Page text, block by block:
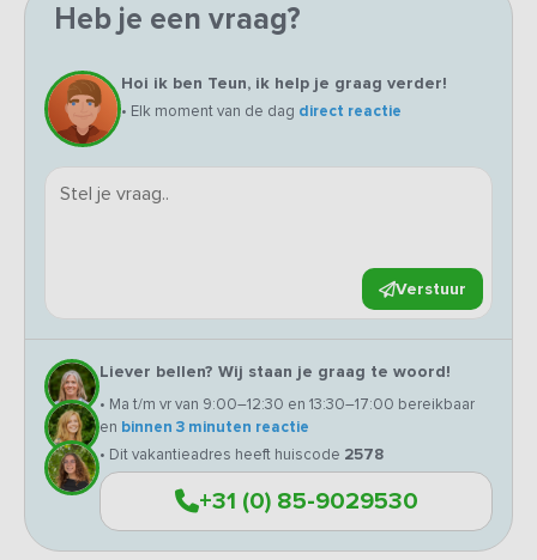
Heb je een vraag?
Hoi ik ben Teun, ik help je graag verder!
• Elk moment van de dag direct reactie
Verstuur
Liever bellen? Wij staan je graag te woord!
• Ma t/m vr van 9:00–12:30 en 13:30–17:00 bereikbaar
en binnen 3 minuten reactie
• Dit vakantieadres heeft huiscode 2578
+31 (0) 85-9029530